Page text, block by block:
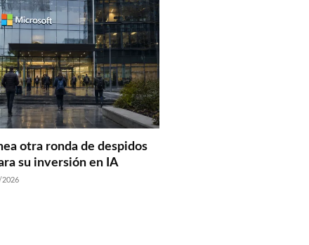
otra ronda de despidos
su inversión en IA